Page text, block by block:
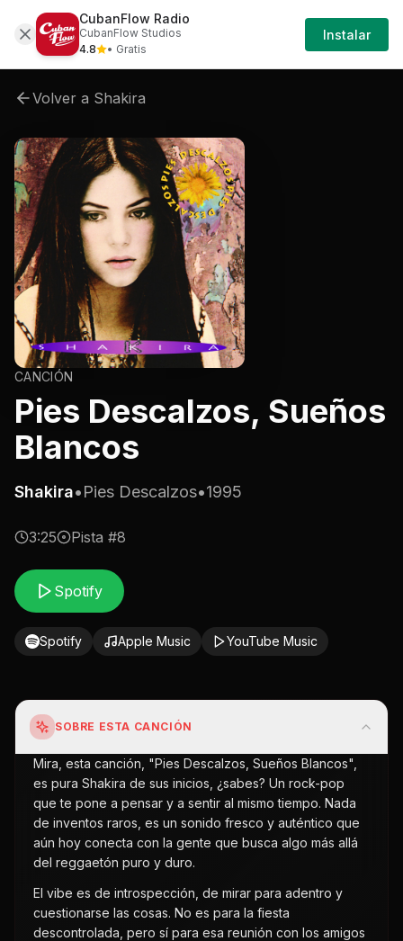
Artistas Shakira Shakira-pies-descalzos
Volver a Shakira
CANCIÓN
Pies Descalzos, Sueños
Blancos
Shakira•Pies Descalzos•1995
3:25 Pista #8
Spotify
Spotify Apple Music YouTube Music
SOBRE ESTA CANCIÓN
Mira, esta canción, "Pies Descalzos, Sueños Blancos",
es pura Shakira de sus inicios, ¿sabes? Un rock-pop
que te pone a pensar y a sentir al mismo tiempo. Nada
de inventos raros, es un sonido fresco y auténtico que
aún hoy conecta con la gente que busca algo más allá
del reggaetón puro y duro.
El vibe es de introspección, de mirar para adentro y
cuestionarse las cosas. No es para la fiesta
descontrolada, pero sí para esa reunión con los amigos
CubanFlow Radio
CubanFlow Studios
4.8
• Gratis
Instalar